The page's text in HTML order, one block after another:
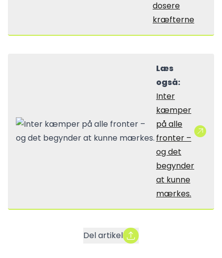
dosere
kræfterne
Læs
også:
Inter
kæmper
på alle
fronter –
og det
begynder
at kunne
mærkes.
Del artikel